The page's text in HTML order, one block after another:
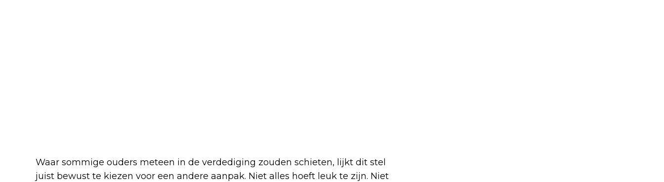
Waar sommige ouders meteen in de verdediging zouden schieten, lijkt dit stel
juist bewust te kiezen voor een andere aanpak. Niet alles hoeft leuk te zijn. Niet